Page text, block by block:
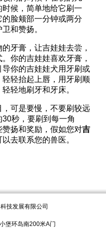
候，简单地给它刷一
脸颊部一分钟或两分
和赞扬。
膏，让吉娃娃去尝，
你的吉娃娃喜欢牙膏，
你的吉娃娃犬用牙刷或
轻抬起上唇，用牙刷顺
轻地刷牙和牙床。
可是要慢，不要刷较远
秒，要刷到每一角
扬和奖励，假如您对吉
去联系您的兽医。
技发展有限公司
堡环岛南200米A门